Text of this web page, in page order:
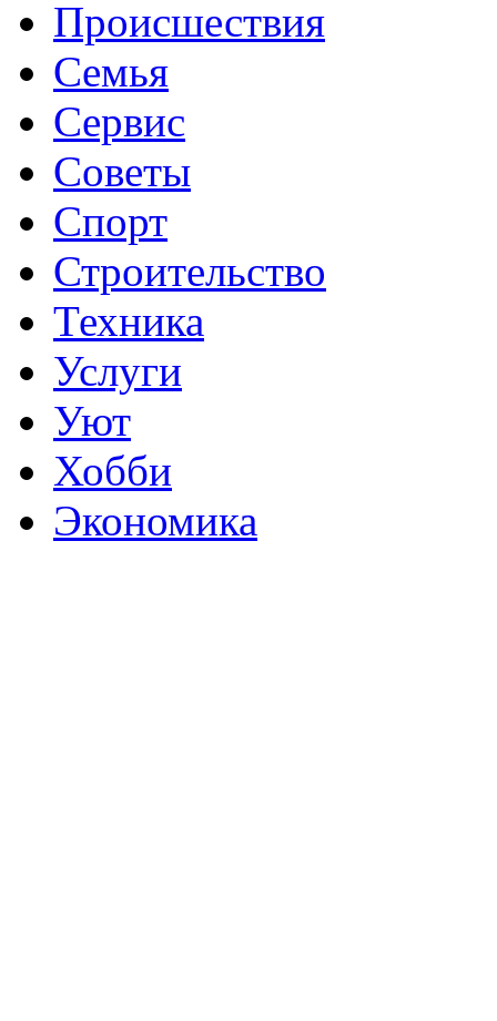
Происшествия
Семья
Сервис
Советы
Спорт
Строительство
Техника
Услуги
Уют
Хобби
Экономика